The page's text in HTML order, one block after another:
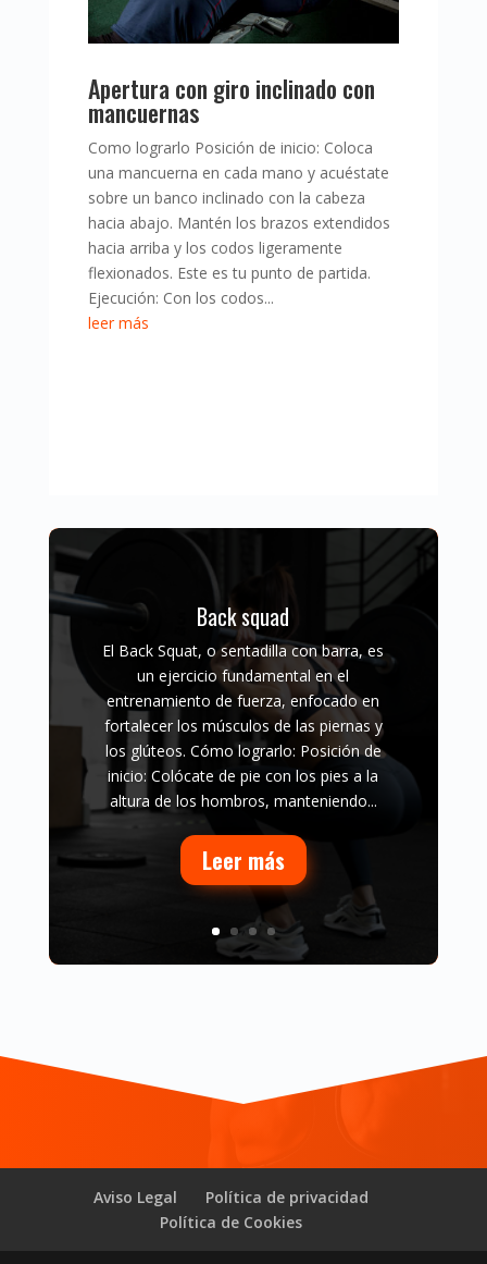
Apertura con giro inclinado con
mancuernas
Como lograrlo Posición de inicio: Coloca
una mancuerna en cada mano y acuéstate
sobre un banco inclinado con la cabeza
hacia abajo. Mantén los brazos extendidos
hacia arriba y los codos ligeramente
flexionados. Este es tu punto de partida.
Ejecución: Con los codos...
leer más
Apertura con mancuernas sentado
Las elevaciones laterales con
mancuernas son un ejercicio efectivo
para el desarrollo de los músculos
pectorales y se pueden realizar en
diferentes posiciones, incluida la
posición sentado. Esta variante
trabajo en el área del...
Leer más
Aviso Legal
Política de privacidad
Política de Cookies